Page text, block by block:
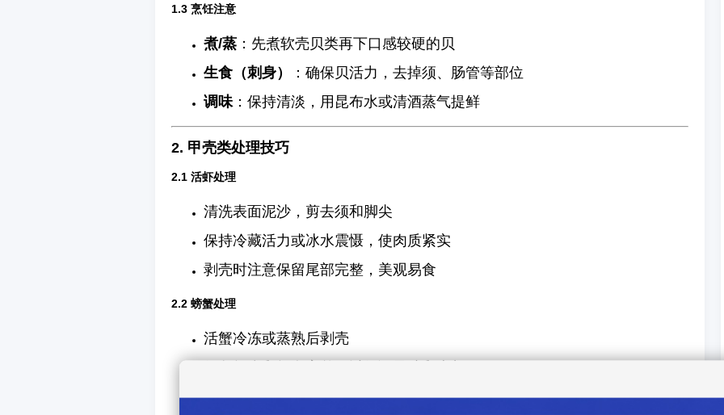
1.3 烹饪注意
煮/蒸 ：先煮软壳贝类再下口感较硬的贝
生食（刺身）
：确保贝活力，去掉须、肠管等部位
调味：保持清淡，用昆布水或清酒蒸气提鲜
2. 甲壳类处理技巧
2.1 活虾处理
清洗表面泥沙，剪去须和脚尖
保持冷藏活力或冰水震慑，使肉质紧实
剥壳时注意保留尾部完整，美观易食
2.2 螃蟹处理
活蟹冷冻或蒸熟后剥壳
切块时注意均匀，方便火锅或蒸煮